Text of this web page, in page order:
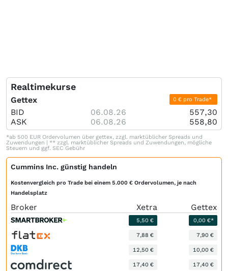
Realtimekurse
Gettex 0 € pro Trade*
BID 06.08.26
557,30
ASK
06.08.26 558,80
*ab 500 EUR Ordervolumen über gettex, zzgl. marktüblicher Spreads und
Zuwendungen | ** zzgl. marktüblicher Spreads und Zuwendungen, mögliche
Steuern und ggf. SEC Gebühr
Cummins Inc. günstig handeln
Kostenvergleich pro Trade bei einem 5.000 € Ordervolumen, je nach
Handelsplatz
Broker Xetra Gettex
5,50 € 0,00 €*
7,88 € 7,90 €
12,50 € 10,00 €
17,40 € 17,40 €